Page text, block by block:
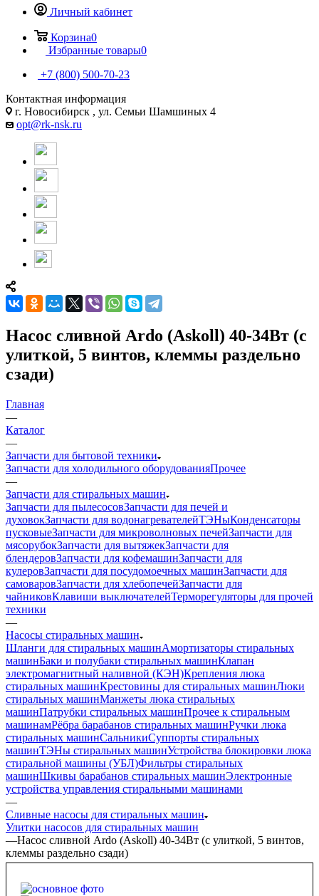
Личный кабинет
Корзина0
Избранные товары0
+7 (800) 500-70-23
Контактная информация
г. Новосибирск , ул. Семьи Шамшиных 4
opt@rk-nsk.ru
Насос сливной Ardo (Askoll) 40-34Вт (с
улиткой, 5 винтов, клеммы раздельно
сзади)
Главная
—
Каталог
—
Запчасти для бытовой техники
Запчасти для холодильного оборудованияПрочее
—
Запчасти для стиральных машин
Запчасти для пылесосовЗапчасти для печей и
духовокЗапчасти для водонагревателейТЭНыКонденсаторы
пусковыеЗапчасти для микроволновых печейЗапчасти для
мясорубокЗапчасти для вытяжекЗапчасти для
блендеровЗапчасти для кофемашинЗапчасти для
кулеровЗапчасти для посудомоечных машинЗапчасти для
самоваровЗапчасти для хлебопечейЗапчасти для
чайниковКлавиши выключателейТерморегуляторы для прочей
техники
—
Насосы стиральных машин
Шланги для стиральных машинАмортизаторы стиральных
машинБаки и полубаки стиральных машинКлапан
электромагнитный наливной (КЭН)Крепления люка
стиральных машинКрестовины для стиральных машинЛюки
стиральных машинМанжеты люка стиральных
машинПатрубки стиральных машинПрочее к стиральным
машинамРёбра барабанов стиральных машинРучки люка
стиральных машинСальникиСуппорты стиральных
машинТЭНы стиральных машинУстройства блокировки люка
стиральной машины (УБЛ)Фильтры стиральных
машинШкивы барабанов стиральных машинЭлектронные
устройства управления стиральными машинами
—
Сливные насосы для стиральных машин
Улитки насосов для стиральных машин
—Насос сливной Ardo (Askoll) 40-34Вт (с улиткой, 5 винтов,
клеммы раздельно сзади)